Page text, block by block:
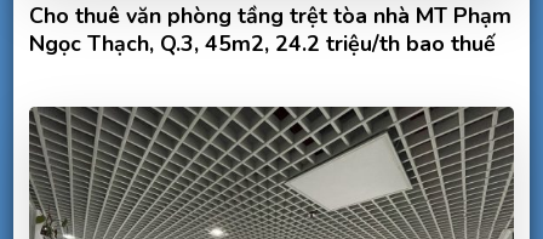
Cho thuê văn phòng tầng trệt tòa nhà MT Phạm
Ngọc Thạch, Q.3, 45m2, 24.2 triệu/th bao thuế